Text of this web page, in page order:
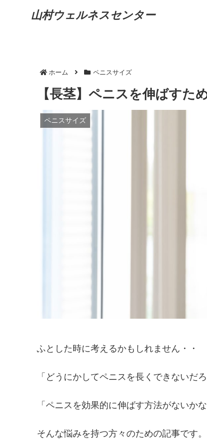
山村ウェルネスセンター
ホーム ペニスサイズ
【長茎】ペニスを伸ばすた
ペニスサイズ
ふとした時に考えるかもしれません・・
「どうにかしてペニスを長くできないだろ
「ペニスを効果的に伸ばす方法がないかな
そんな悩みを持つ方々のための記事です。